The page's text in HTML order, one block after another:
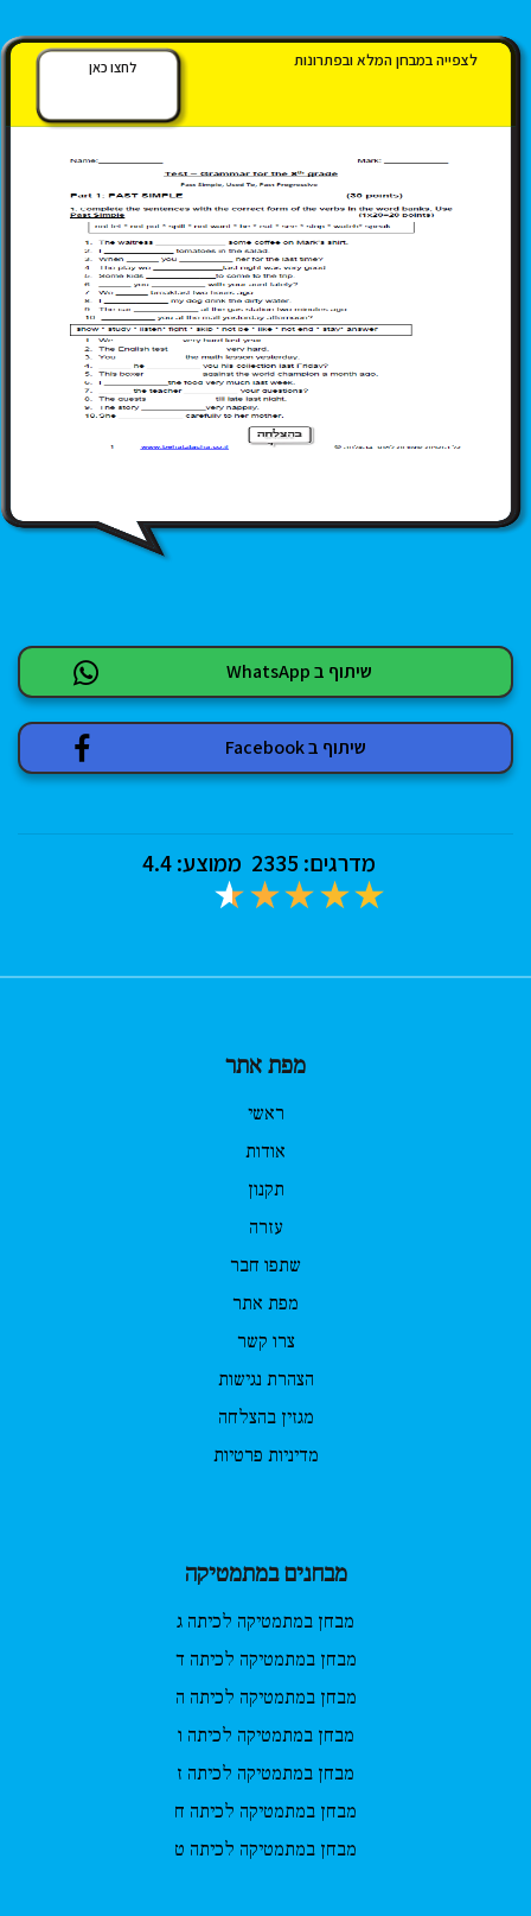
לצפייה במבחן המלא ובפתרונות לחצו כאן
שיתוף ב WhatsApp
שיתוף ב Facebook
מדרגים: 2335 ממוצע:4.4
מפת אתר
ראשי
אודות
תקנון
עזרה
שתפו חבר
מפת אתר
צרו קשר
הצהרת נגישות
מגזין בהצלחה
מדיניות פרטיות
מבחנים במתמטיקה
מבחן במתמטיקה לכיתה ג
מבחן במתמטיקה לכיתה ד
מבחן במתמטיקה לכיתה ה
מבחן במתמטיקה לכיתה ו
מבחן במתמטיקה לכיתה ז
מבחן במתמטיקה לכיתה ח
מבחן במתמטיקה לכיתה ט